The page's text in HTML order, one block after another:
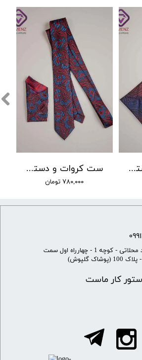
ست کروات و دستمال جیب مردانه کد 012
۷۸۰,۰۰۰ تومان
ست کروات و دستمال جیب مردانه کد 018
کار ماست
​آدرس فروشگاه: قم - بلوار شهید محلاتی - کوچه 1 - چهارراه اول سمت